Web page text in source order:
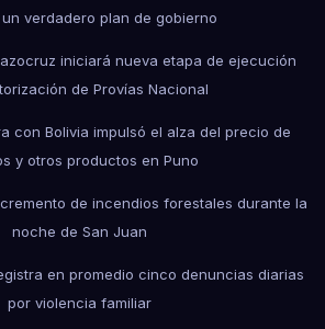
verdadero plan de gobierno
iniciará nueva etapa de ejecución
de Provías Nacional
con Bolivia impulsó el alza del precio de
y otros productos en Puno
de incendios forestales durante la
noche de San Juan
en promedio cinco denuncias diarias
por violencia familiar